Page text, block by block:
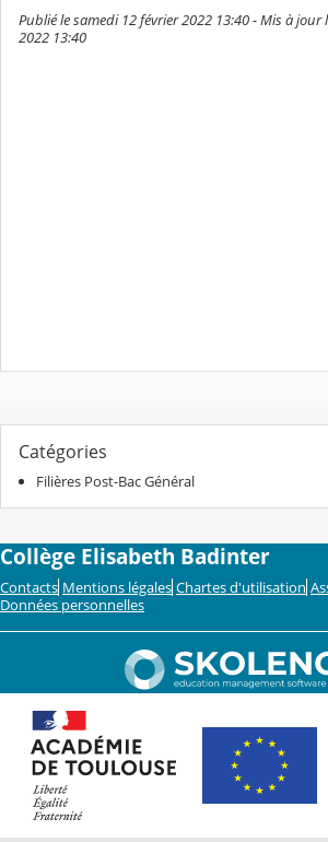
Publié le samedi 12 février 2022 13:40 - Mis à jour
2022 13:40
Catégories
Filières Post-Bac Général
Collège Elisabeth Badinter
Contacts Mentions légales Chartes d'utilisation
Données personnelles